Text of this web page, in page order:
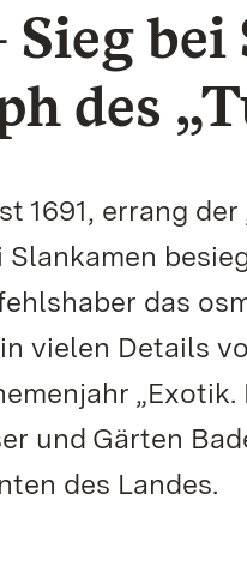
des
1691, errang
das
vielen Details
„Exotik.
und Gärten
des Landes.